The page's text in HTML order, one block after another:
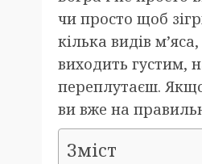
чи просто щоб
кілька видів
виходить густим,
переплутаєш.
ви вже на
Зміст